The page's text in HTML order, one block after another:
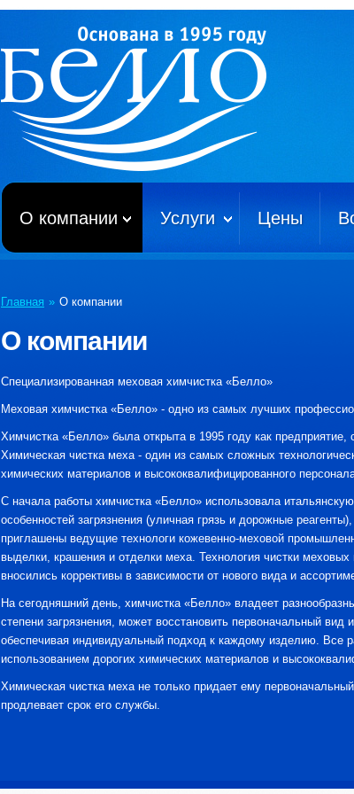
О компании Услуги Цены
Главная » О компании
О компании
Специализированная меховая химчистка «Белло»
Меховая химчистка «Белло» - одно из самых лучших
Химчистка «Белло» была открыта в 1995 году как
Химическая чистка меха - один из самых сложных
химических материалов и высококвалифицированного
С начала работы химчистка «Белло» использовала
особенностей загрязнения (уличная грязь и дорожные
приглашены ведущие технологи кожевенно-меховой
выделки, крашения и отделки меха. Технология чистки
вносились коррективы в зависимости от нового вида и
На сегодняшний день, химчистка «Белло» владеет
степени загрязнения, может восстановить первоначальный
обеспечивая индивидуальный подход к каждому изделию. Все
использованием дорогих химических материалов и
Химическая чистка меха не только придает ему
продлевает срок его службы.